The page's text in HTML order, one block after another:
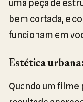
uma peça de
bem cortada, e
funcionam em
Estética
Quando um